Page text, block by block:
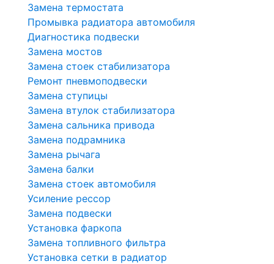
Замена термостата
Промывка радиатора автомобиля
Диагностика подвески
Замена мостов
Замена стоек стабилизатора
Ремонт пневмоподвески
Замена ступицы
Замена втулок стабилизатора
Замена сальника привода
Замена подрамника
Замена рычага
Замена балки
Замена стоек автомобиля
Усиление рессор
Замена подвески
Установка фаркопа
Замена топливного фильтра
Установка сетки в радиатор